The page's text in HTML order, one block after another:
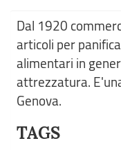
Dal 1920
articoli per
alimentari in
attrezzatura.
Genova.
TAGS